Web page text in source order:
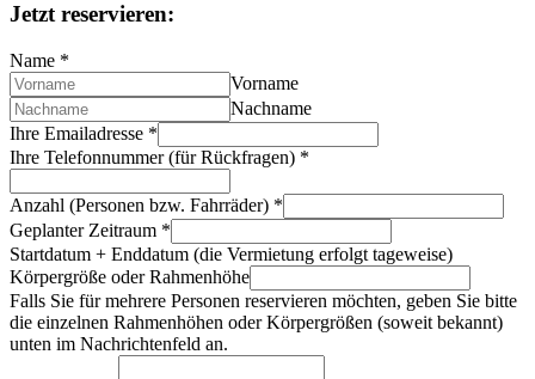
Jetzt reservieren:
Name *
Vorname
Nachname
Ihre Emailadresse *
Ihre Telefonnummer (für Rückfragen) *
Anzahl (Personen bzw. Fahrräder) *
Geplanter Zeitraum *
Startdatum + Enddatum (die Vermietung erfolgt tageweise)
Körpergröße oder Rahmenhöhe
Falls Sie für mehrere Personen reservieren möchten, geben Sie bitte
die einzelnen Rahmenhöhen oder Körpergrößen (soweit bekannt)
unten im Nachrichtenfeld an.